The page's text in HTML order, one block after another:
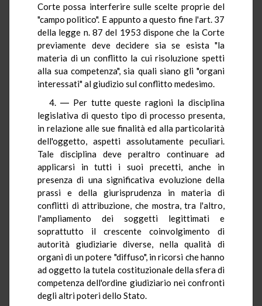
Corte possa interferire sulle scelte proprie del
"campo politico". E appunto a questo fine l'art. 37
della legge n. 87 del 1953 dispone che la Corte
previamente deve decidere sia se esista "la
materia di un conflitto la cui risoluzione spetti
alla sua competenza", sia quali siano gli "organi
interessati" al giudizio sul conflitto medesimo.
4. ― Per tutte queste ragioni la disciplina
legislativa di questo tipo di processo presenta,
in relazione alle sue finalità ed alla particolarità
dell'oggetto, aspetti assolutamente peculiari.
Tale disciplina deve peraltro continuare ad
applicarsi in tutti i suoi precetti, anche in
presenza di una significativa evoluzione della
prassi e della giurisprudenza in materia di
conflitti di attribuzione, che mostra, tra l'altro,
l'ampliamento dei soggetti legittimati e
soprattutto il crescente coinvolgimento di
autorità giudiziarie diverse, nella qualità di
organi di un potere "diffuso", in ricorsi che hanno
ad oggetto la tutela costituzionale della sfera di
competenza dell'ordine giudiziario nei confronti
degli altri poteri dello Stato.